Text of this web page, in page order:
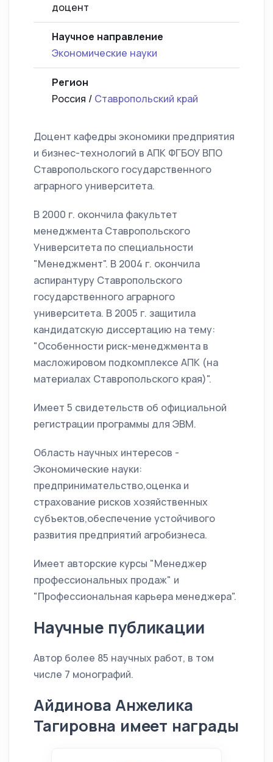
доцент
Научное направление
Экономические науки
Регион
Россия / Ставропольский край
Доцент кафедры экономики предприятия
и бизнес-технологий в АПК ФГБОУ ВПО
Ставропольского государственного
аграрного университета.
В 2000 г. окончила факультет
менеджмента Ставропольского
Университета по специальности
"Менеджмент". В 2004 г. окончила
аспирантуру Ставропольского
государственного аграрного
университета. В 2005 г. защитила
кандидатскую диссертацию на тему:
"Особенности риск-менеджмента в
масложировом подкомплексе АПК (на
материалах Ставропольского края)".
Имеет 5 свидетельств об официальной
регистрации программы для ЭВМ.
Область научных интересов -
Экономические науки:
предпринимательство,оценка и
страхование рисков хозяйственных
субъектов,обеспечение устойчивого
развития предприятий агробизнеса.
Имеет авторские курсы "Менеджер
профессиональных продаж" и
"Профессиональная карьера менеджера".
Научные публикации
Автор более 85 научных работ, в том
числе 7 монографий.
Айдинова Анжелика
Тагировна имеет награды